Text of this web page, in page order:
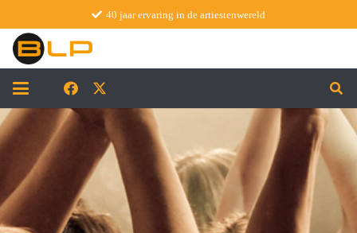
40 jaar ervaring in de artiestenwereld